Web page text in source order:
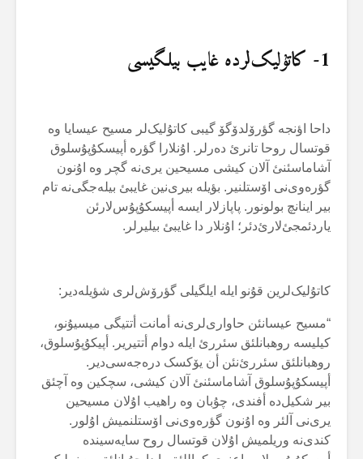
1- کاتۇلیک‌لردە غایب بیلگیسی
داحا اؤنجە گؤرۆلدۆگۆ گیبی کاتۇلیک‌لر مسیح عیسایا وە
قوتسال روحا تانرئ دەرلر. اۇنلارا گؤرە أپیسکۇپۇسلوق
آشاماسئنئ آلان کیشی مسیحین یری‌نە گچر وە اۇنون
گؤرەوی‌نی اۆستلنیر. بؤیلە بیری‌نین غایبئ بیلەجگی‌نە تام
بیر اینانچ بولونور. پاپازلار ایسە أپیسکۇپۇس‌لارئن
یاردئمجئ‌لارئ‌دئر؛ اۇنلار دا غایبئ بیلیرلر.
کاتۇلیک‌لرین قۇنو ایلە ایلگیلی گؤرۆش‌لری شؤیلەدیر:
“مسیح عیسانئن حاواری‌لری‌نە أمانت أتتیگی میسیۇنو،
کیلیسە روهبانلئق سئررئ ایلە دوام أتتیریر. أپیکۇپۇسلوق،
روهبانلئق سئررئ‌نئن أن یۆکسک درەجەسی‌دیر.
أپیسکۇپۇسلوق آشاماسئنئ آلان کیشی، سچکین وە آچئق
بیر شکیل‌دە أفندی، چۇبان وە راهیب اۇلان مسیحین
یری‌نی آلئر وە اۇنون گؤرەوی‌نی اۆستلنمیش اۇلور.
کندی‌نە وریلمیش اۇلان قوتسال روح سایەسیندە